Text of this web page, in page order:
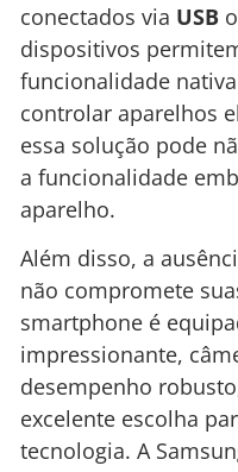
conectados via USB
dispositivos
funcionalidade
controlar aparelhos
essa solução pode
a funcionalidade
aparelho.
Além disso, a
não compromete
smartphone é
impressionante,
desempenho
excelente escolha
tecnologia. A